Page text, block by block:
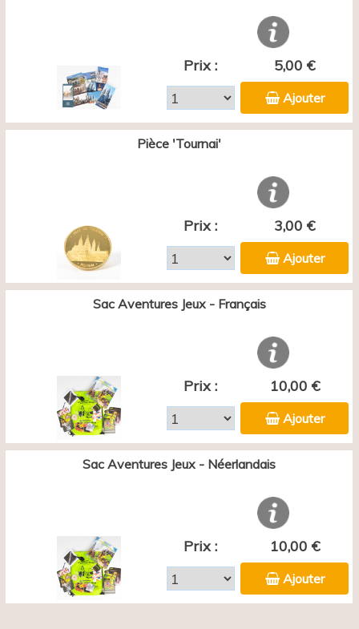
Prix : 5,00 €
Ajouter
Pièce 'Tournai'
Prix : 3,00 €
Ajouter
Sac Aventures Jeux - Français
Prix : 10,00 €
Ajouter
Sac Aventures Jeux - Néerlandais
Prix : 10,00 €
Ajouter